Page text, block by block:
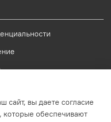
сайт, вы даете согласие
которые обеспечивают